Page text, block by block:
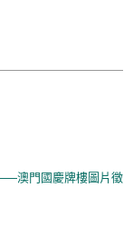
澳門國慶牌樓圖片徵